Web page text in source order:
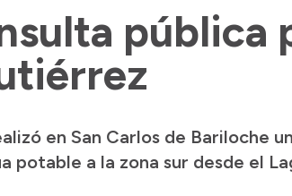
pública
en San Carlos de Bariloche
potable a la zona sur desde el